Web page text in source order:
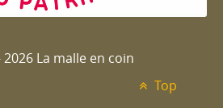
La malle en coin
Top